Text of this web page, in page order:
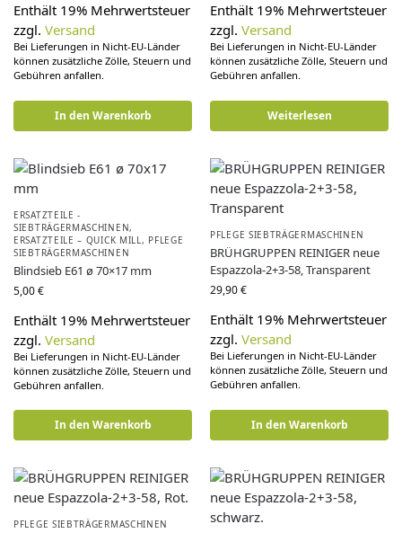
Enthält 19% Mehrwertsteuer
zzgl. Versand
Bei Lieferungen in Nicht-EU-Länder
können zusätzliche Zölle, Steuern und
Gebühren anfallen.
In den Warenkorb
Enthält 19% Mehrwertsteuer
zzgl. Versand
Bei Lieferungen in Nicht-EU-Länder
können zusätzliche Zölle, Steuern und
Gebühren anfallen.
Weiterlesen
ERSATZTEILE -
SIEBTRÄGERMASCHINEN,
ERSATZTEILE – QUICK MILL , PFLEGE
SIEBTRÄGERMASCHINEN
Blindsieb E61 ø 70×17 mm
5,00€
Enthält 19% Mehrwertsteuer
zzgl. Versand
Bei Lieferungen in Nicht-EU-Länder
können zusätzliche Zölle, Steuern und
Gebühren anfallen.
In den Warenkorb
PFLEGE SIEBTRÄGERMASCHINEN
BRÜHGRUPPEN REINIGER neue
Espazzola-2+3-58, Transparent
29,90€
Enthält 19% Mehrwertsteuer
zzgl. Versand
Bei Lieferungen in Nicht-EU-Länder
können zusätzliche Zölle, Steuern und
Gebühren anfallen.
In den Warenkorb
PFLEGE SIEBTRÄGERMASCHINEN